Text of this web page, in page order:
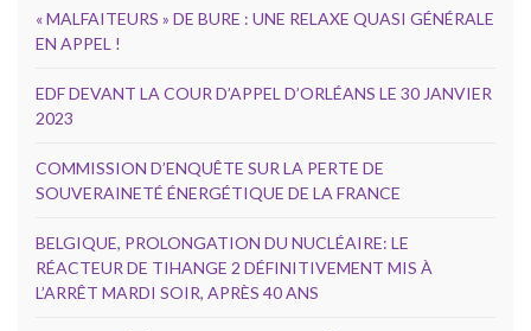
« MALFAITEURS » DE BURE : UNE RELAXE QUASI GÉNÉRALE
EN APPEL !
EDF DEVANT LA COUR D’APPEL D’ORLÉANS LE 30 JANVIER
2023
COMMISSION D’ENQUÊTE SUR LA PERTE DE
SOUVERAINETÉ ÉNERGÉTIQUE DE LA FRANCE
BELGIQUE, PROLONGATION DU NUCLÉAIRE: LE
RÉACTEUR DE TIHANGE 2 DÉFINITIVEMENT MIS À
L’ARRÊT MARDI SOIR, APRÈS 40 ANS